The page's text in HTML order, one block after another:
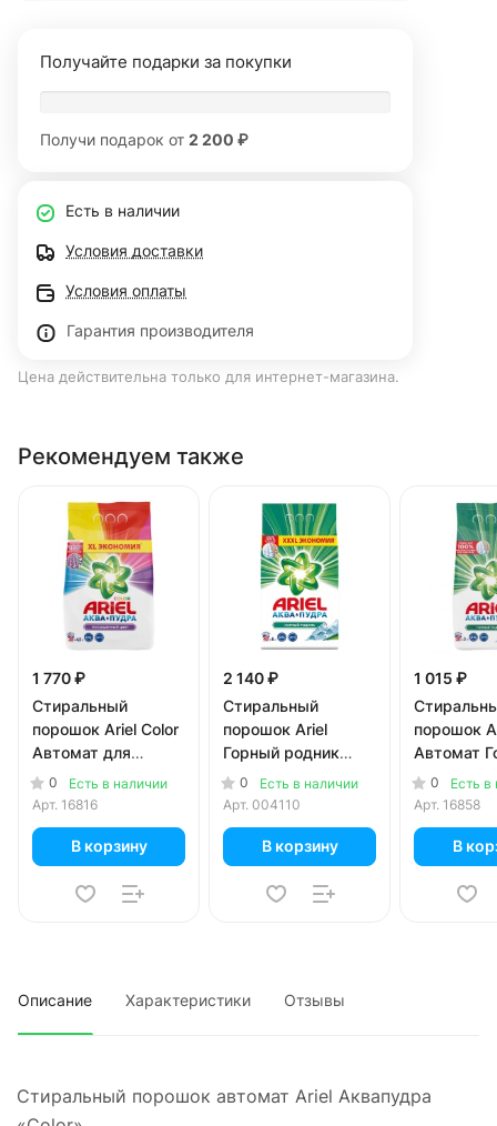
Получайте подарки за покупки
Получи подарок от 2 200 ₽
Есть в наличии
Условия доставки
Условия оплаты
Гарантия производителя
Цена действительна только для интернет-магазина.
Рекомендуем также
1 770 ₽
Стиральный
порошок Ariel Color
Автомат для
цветных тканей 4,5
кг
0
Есть в наличии
Арт. 16816
В корзину
2 140 ₽
Стиральный
порошок Ariel
Горный родник
автомат 6 кг
0
Есть в наличии
Арт. 004110
В корзину
1 015 ₽
порошок
Автомат
родник
белья 3 кг
0
Есть в
Арт. 16858
В
Описание Характеристики Отзывы
Стиральный порошок автомат Ariel Аквапудра